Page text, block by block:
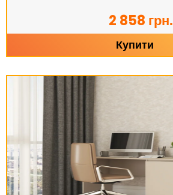
2 858 грн.
Купити